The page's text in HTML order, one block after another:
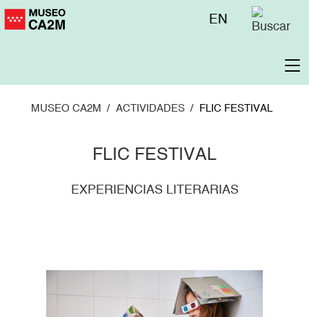
Pasar
Menú
EN
MUSEO CA2M ACTIVIDADES FLIC FESTIVAL
FLIC FESTIVAL
EXPERIENCIAS LITERARIAS